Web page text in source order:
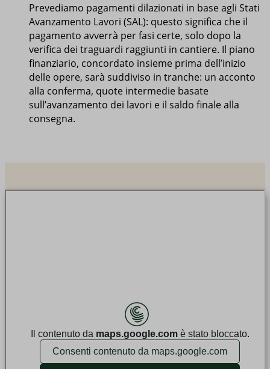
Prevediamo pagamenti dilazionati in base agli Stati
Avanzamento Lavori (SAL): questo significa che il
pagamento avverrà per fasi certe, solo dopo la
verifica dei traguardi raggiunti in cantiere. Il piano
finanziario, concordato insieme prima dell’inizio
delle opere, sarà suddiviso in tranche: un acconto
alla conferma, quote intermedie basate
sull’avanzamento dei lavori e il saldo finale alla
consegna.
wordpress_test_cookie
wp-settings-*
www.mogulsrls.it
_ga
_ga_*
Altri servizi
Questa categoria include tutti i cookie, i domini e i servizi che non
rientrano nelle altre categorie specifiche o che non sono stati
esplicitamente categorizzati.
Mostra dettagli
cmp_bypass